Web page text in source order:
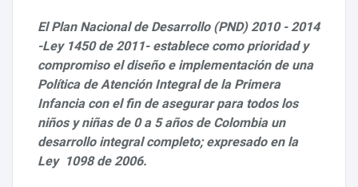
El Plan Nacional de Desarrollo (PND) 2010 - 2014
-Ley 1450 de 2011- establece como prioridad y
compromiso el diseño e implementación de una
Política de Atención Integral de la Primera
Infancia con el fin de asegurar para todos los
niños y niñas de 0 a 5 años de Colombia un
desarrollo integral completo; expresado en la
Ley 1098 de 2006.